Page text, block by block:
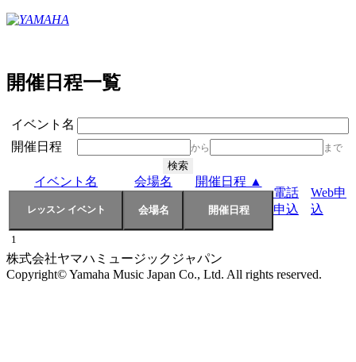
開催日程一覧
イベント名
開催日程
から まで
イベント名 会場名
開催日程 ▲
電話
申込
Web申
込
1
株式会社ヤマハミュージックジャパン
Copyright© Yamaha Music Japan Co., Ltd. All rights reserved.